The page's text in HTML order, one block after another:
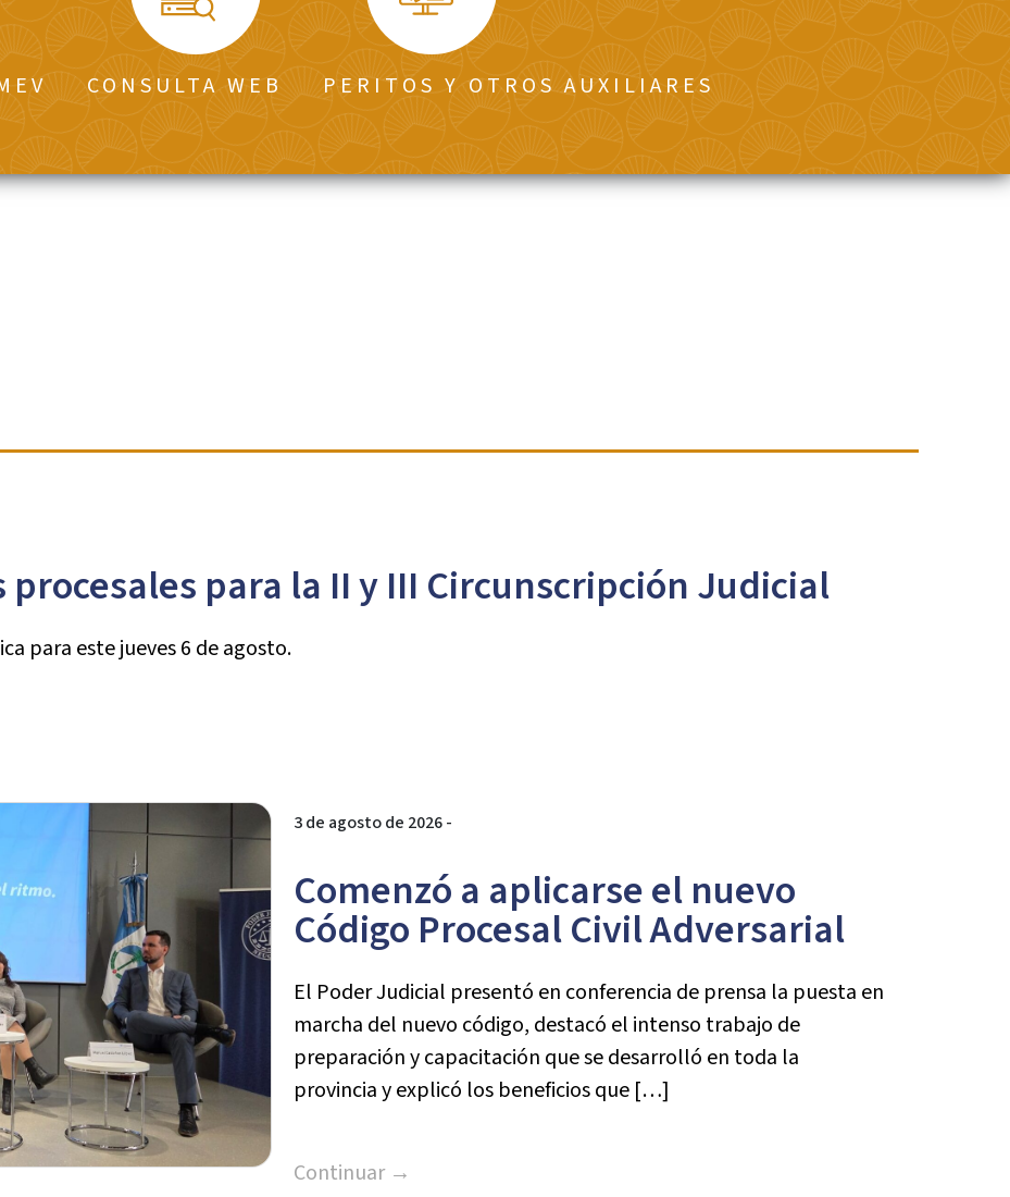
CONSULTA WEB PERITOS Y OTROS AUXILIARES
para la II y III Circunscripción Judicial
para este jueves 6 de agosto.
3 de agosto de 2026 -
Comenzó a aplicarse el nuevo
Código Procesal Civil Adversarial
El Poder Judicial presentó en conferencia de prensa la puesta en
marcha del nuevo código, destacó el intenso trabajo de
preparación y capacitación que se desarrolló en toda la
provincia y explicó los beneficios que […]
Continuar →